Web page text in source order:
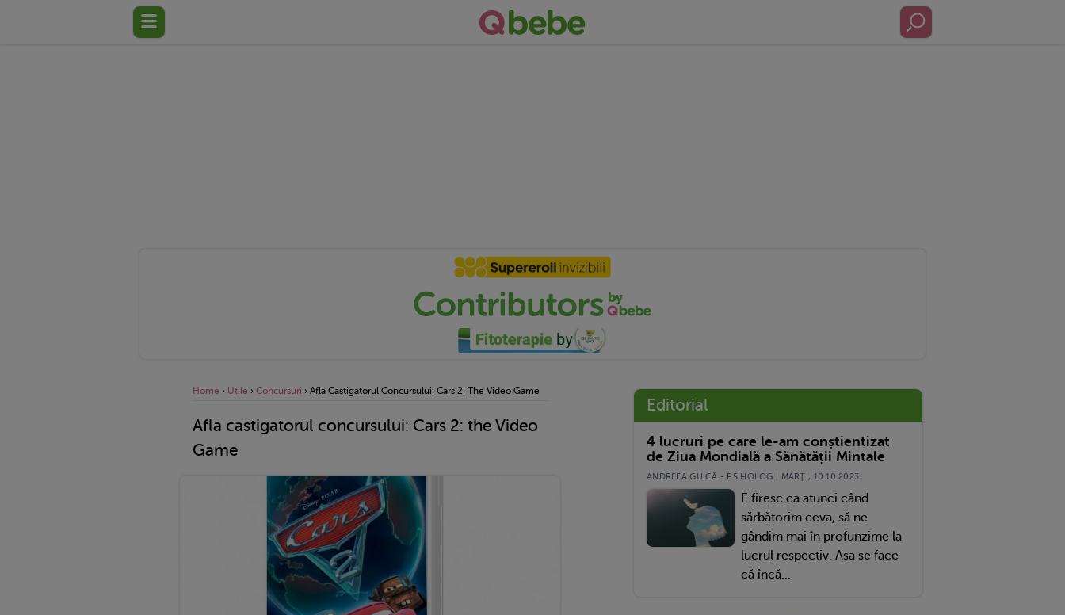
Home › Utile › Concursuri › Afla Castigatorul Concursului: Cars 2: The Video Game
Afla castigatorul concursului: Cars 2: the Video
Game
Editorial
4 lucruri pe care le-am conștientizat
de Ziua Mondială a Sănătății Mintale
ANDREEA GUICĂ - PSIHOLOG | MARŢI, 10.10.2023
E firesc ca atunci când
sărbătorim ceva, să ne
gândim mai în profunzime la
lucrul respectiv. Așa se face
că încă...